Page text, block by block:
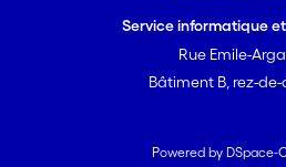
Service informatique
Rue Emile-
Bâtiment B, rez-
Powered by DSpace-